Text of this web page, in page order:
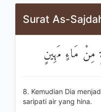
Surat As-
مَاءٍ مَهِينٍ
8. Kemudian Dia
saripati air yang hina.